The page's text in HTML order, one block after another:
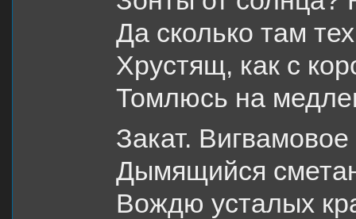
Да сколько там
Хрустящ, как с
Томлюсь на
Закат.
Дымящийся
Вождю усталых